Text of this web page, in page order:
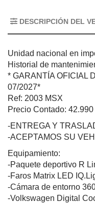
DESCRIPCIÓN DEL
Unidad nacional en
Historial de
* GARANTÍA OFICIAL
07/2027*
Ref: 2003 MSX
Precio Contado: 42.990
-ENTREGA Y
-ACEPTAMOS SU
Equipamiento:
-Paquete deportivo R
-Faros Matrix LED
-Cámara de entorno
-Volkswagen Digital